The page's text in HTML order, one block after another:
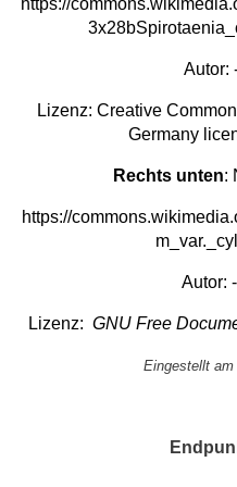
Autor:
Lizenz: Creative
Germany
Rechts unten:
https://
Autor:
Lizenz: GNU Free
Eingestellt am